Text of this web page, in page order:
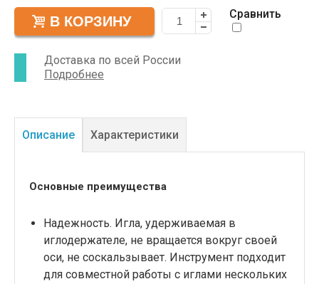
мире многие люди возвращают себе зрение.
Длина инструмента составляет 13 см.
Сравнить
Доставка по всей России
Подробнее
Описание Характеристики
Основные преимущества
Надежность. Игла, удерживаемая в
иглодержателе, не вращается вокруг своей
оси, не соскальзывает. Инструмент подходит
для совместной работы с иглами нескольких